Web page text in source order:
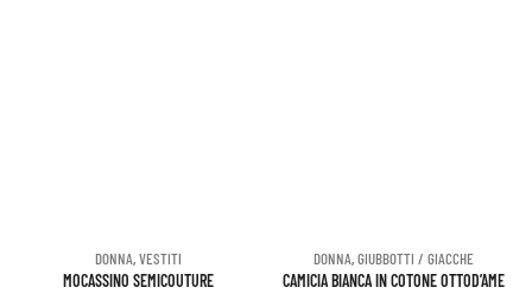
DONNA,VESTITI
MOCASSINO SEMICOUTURE
DONNA,GIUBBOTTI / GIACCHE
CAMICIA BIANCA IN COTONE OTTOD’AME